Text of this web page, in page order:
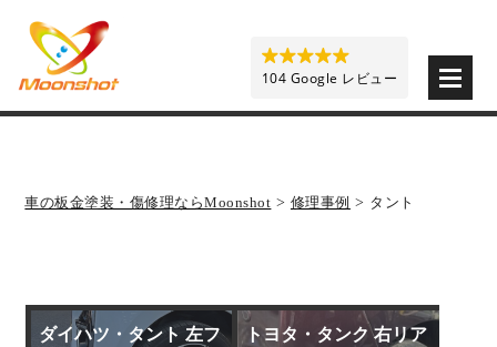
車の板金塗装・傷修理ならMoonshot > 修理事例 > タント
ダイハツ・タント 左フ
トヨタ・タンク 右リア
104 Google レビュー